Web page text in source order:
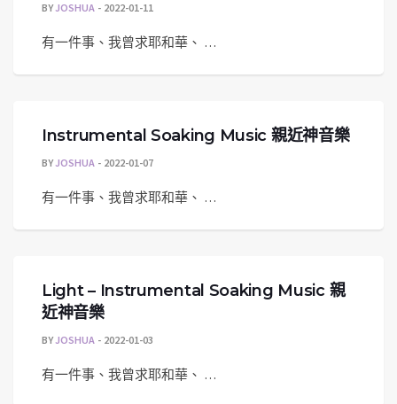
BYJOSHUA 2022-01-11
有一件事、我曾求耶和華、 …
Instrumental Soaking Music 親近神音樂
BYJOSHUA 2022-01-07
有一件事、我曾求耶和華、 …
Light – Instrumental Soaking Music 親
近神音樂
BYJOSHUA 2022-01-03
有一件事、我曾求耶和華、 …